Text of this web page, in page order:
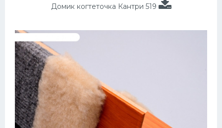
Домик когтеточка Кантри 519